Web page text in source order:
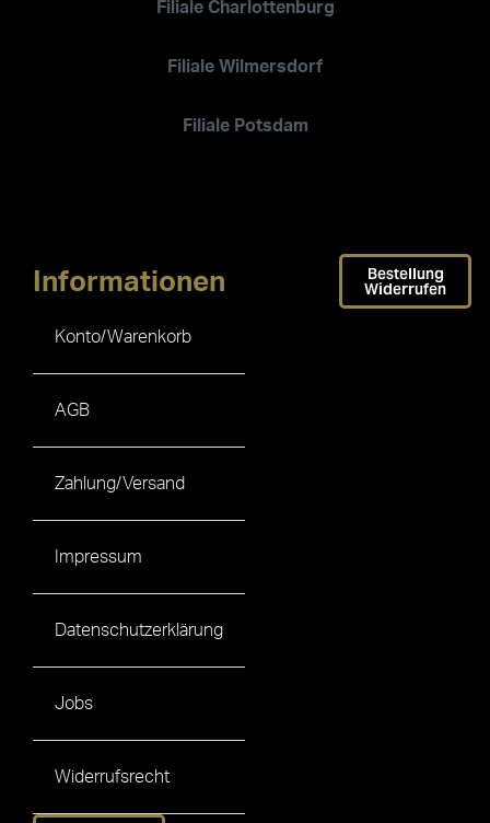
Filiale Charlottenburg
Filiale Wilmersdorf
Filiale Potsdam
Informationen
Konto/Warenkorb
AGB
Zahlung/Versand
Impressum
Datenschutzerklärung
Jobs
Widerrufsrecht
Bestellung
Widerrufen